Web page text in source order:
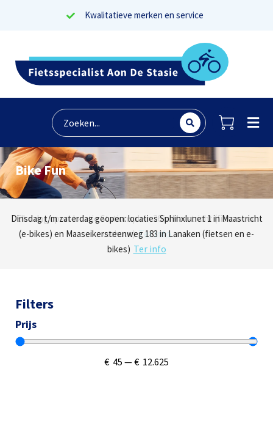
Kwalitatieve merken en service
Bike Fun
Dinsdag t/m zaterdag geopen: locaties Sphinxlunet 1 in Maastricht
(e-bikes) en Maaseikersteenweg 183 in Lanaken (fietsen en e-
bikes) Ter info
Elke dag open: locatie Stationsplein 26 in Maastricht (fietsen en
verhuur) Ter info
Onze missie? Tevreden klanten! Lees reviews
Filters
Prijs
€ 45 —€ 12.625